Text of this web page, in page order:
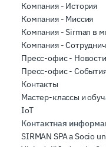
Компания - История
Компания - Миссия
Компания - Sirman в
Компания -
Пресс-офис - Новости
Пресс-офис -
Контакты
Мастер-классы и
IoT
Контактная
SIRMAN SPA a Socio